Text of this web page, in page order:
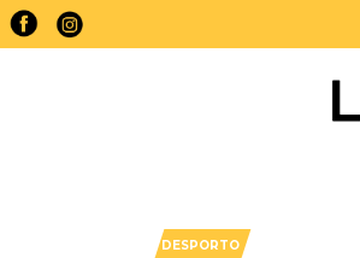
DESPORTO